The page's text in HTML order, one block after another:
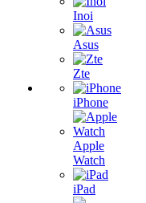
Inoi
Asus
Zte
iPhone
Apple
Watch
iPad